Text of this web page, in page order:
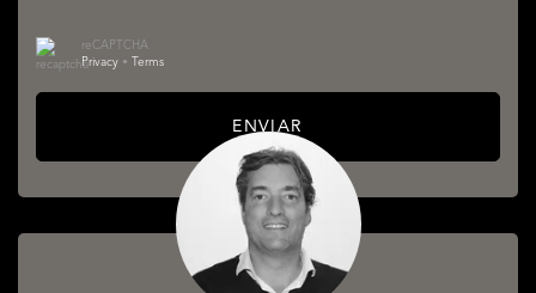
reCAPTCHA
Privacy • Terms
ENVIAR